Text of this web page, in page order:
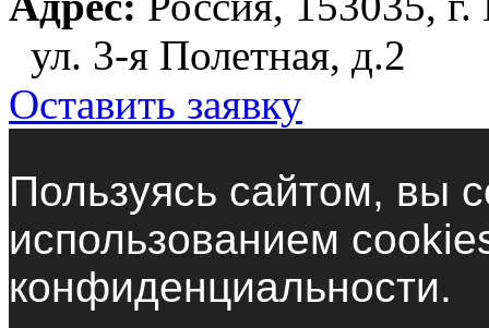
ул. 3-я Полетная, д.2
Оставить заявку
Пользуясь сайтом, вы
использованием
конфиденциальности.